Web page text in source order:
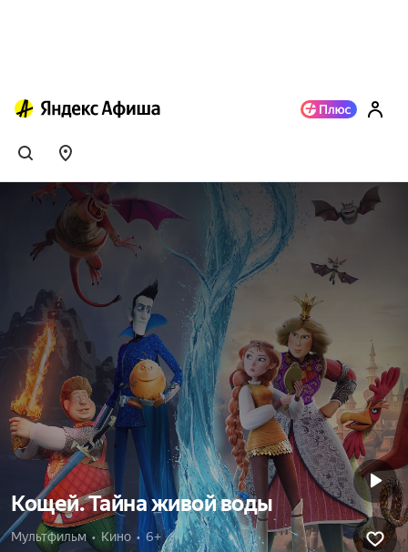
Кощей. Тайна живой воды
Мультфильм  •  Кино  •  6+